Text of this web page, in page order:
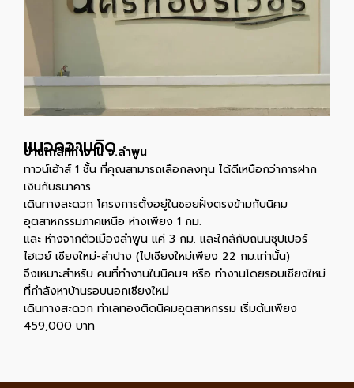
เเนวความคิด
บ้านใกล้ที่ทำงาน จ.ลำพูน
ทาวน์เฮ้าส์ 1 ชั้น ที่คุณสามารถเลือกลงทุน ได้ดีเหนือกว่าการฝาก
เงินกับธนาคาร
เดินทางสะดวก โครงการตั้งอยู่ในซอยฝั่งตรงข้ามกับนิคม
อุตสาหกรรมภาคเหนือ ห่างเพียง 1 กม.
และ ห่างจากตัวเมืองลำพูน แค่ 3 กม.​ และใกล้กับถนนซุปเปอร์
ไฮเวย์ เชียงใหม่-ลำปาง (ไปเชียงใหม่เพียง 22 กม.เท่านั้น)
จึงเหมาะสำหรับ คนที่ทำงานในนิคมฯ หรือ ทำงานโดยรอบเชียงใหม่
ที่กำลังหาบ้านรอบนอกเชียงใหม่
เดินทางสะดวก ทำเลทองติดนิคมอุตสาหกรรม เริ่มต้นเพียง
459,000 บาท